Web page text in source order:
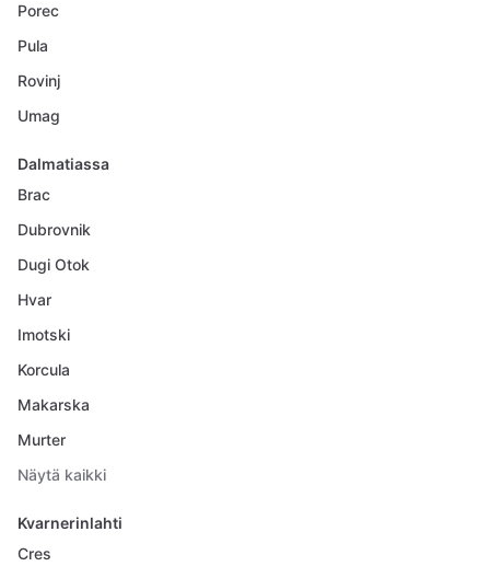
Porec
Pula
Rovinj
Umag
Dalmatiassa
Brac
Dubrovnik
Dugi Otok
Hvar
Imotski
Korcula
Makarska
Murter
Näytä kaikki
Kvarnerinlahti
Cres